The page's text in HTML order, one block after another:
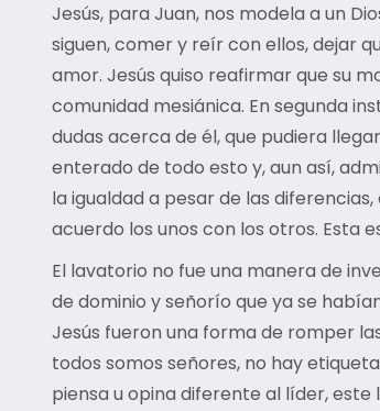
Jesús, para Juan, nos modela a un
siguen, comer y reír con ellos, dejar
amor. Jesús quiso reafirmar que su
comunidad mesiánica. En segunda
dudas acerca de él, que pudiera
enterado de todo esto y, aun así,
la igualdad a pesar de las
acuerdo los unos con los otros. Esta
El lavatorio no fue una manera de
de dominio y señorío que ya se
Jesús fueron una forma de romper
todos somos señores, no hay
piensa u opina diferente al líder, este